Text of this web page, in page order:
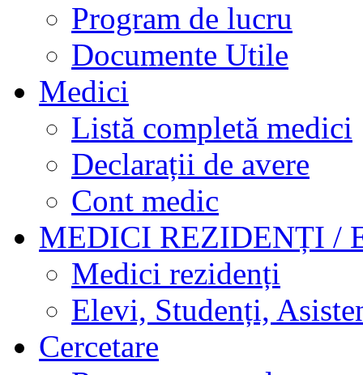
Program de lucru
Documente Utile
Medici
Listă completă medici
Declarații de avere
Cont medic
MEDICI REZIDENȚI /
Medici rezidenți
Elevi, Studenți,
Cercetare